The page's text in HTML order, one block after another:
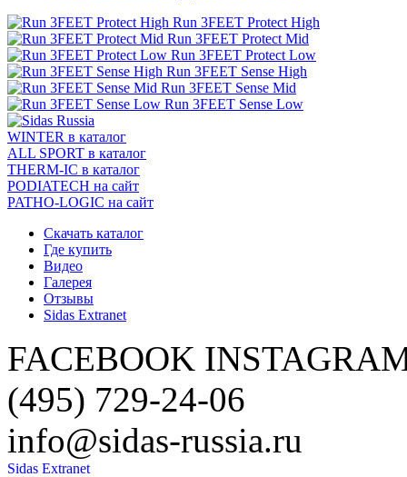
Run 3FEET Protect High
Run 3FEET Protect Mid
Run 3FEET Protect Low
Run 3FEET Sense High
Run 3FEET Sense Mid
Run 3FEET Sense Low
WINTER в каталог
ALL SPORT в каталог
THERM-IC в каталог
PODIATECH на сайт
PATHO-LOGIC на сайт
Скачать каталог
Где купить
Видео
Галерея
Отзывы
Sidas Extranet
FACEBOOK
(495) 729-24-06
info@sidas-russia.ru
Sidas Extranet